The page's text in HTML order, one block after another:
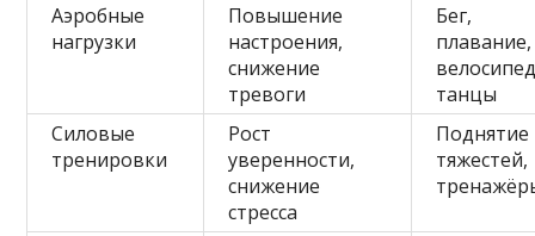
Аэробные
нагрузки
Повышение
настроения,
снижение
тревоги
Бег,
плавание,
танцы
Силовые
тренировки
Рост
уверенности,
снижение
стресса
Поднятие
тяжестей,